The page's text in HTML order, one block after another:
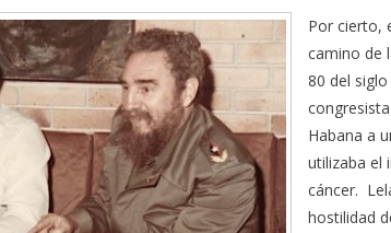
Por cierto,
camino de
80 del
Habana a
utilizaba el
cáncer.
hostilidad